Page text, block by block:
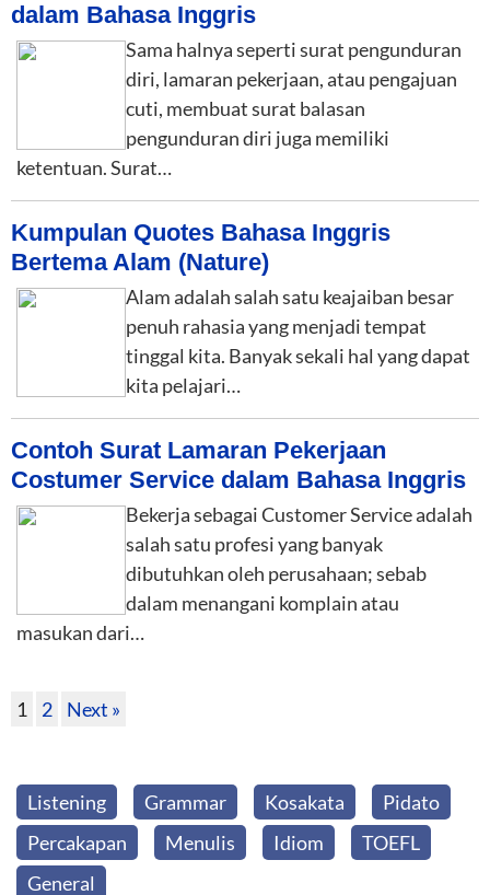
dalam Bahasa Inggris
Sama halnya seperti surat pengunduran
diri, lamaran pekerjaan, atau pengajuan
cuti, membuat surat balasan
pengunduran diri juga memiliki
ketentuan. Surat…
Kumpulan Quotes Bahasa Inggris
Bertema Alam (Nature)
Alam adalah salah satu keajaiban besar
penuh rahasia yang menjadi tempat
tinggal kita. Banyak sekali hal yang dapat
kita pelajari…
Contoh Surat Lamaran Pekerjaan
Costumer Service dalam Bahasa Inggris
Bekerja sebagai Customer Service adalah
salah satu profesi yang banyak
dibutuhkan oleh perusahaan; sebab
dalam menangani komplain atau
masukan dari…
1 2 Next »
Listening Grammar Kosakata
Pidato
Percakapan
Menulis Idiom
TOEFL
General